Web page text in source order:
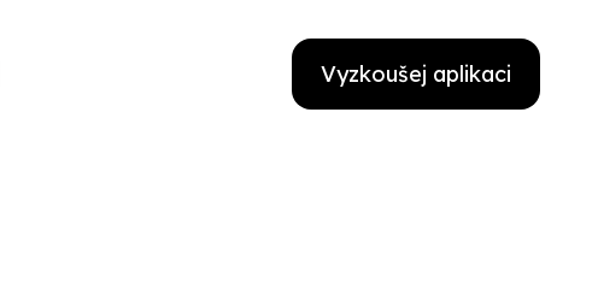
Vyzkoušej aplikaci